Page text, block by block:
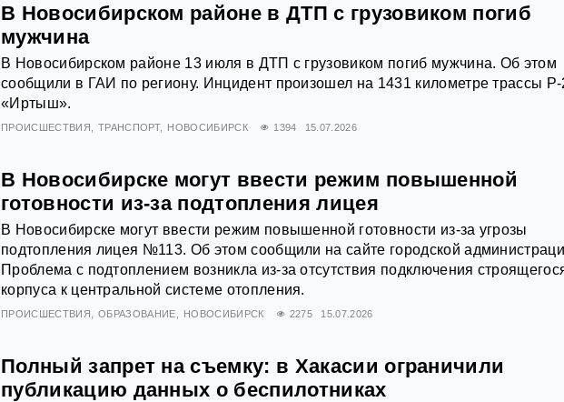
В Новосибирском районе в ДТП с грузовиком погиб
мужчина
В Новосибирском районе 13 июля в ДТП с грузовиком погиб мужчина. Об этом
сообщили в ГАИ по региону. Инцидент произошел на 1431 километре трассы
«Иртыш».
ПРОИСШЕСТВИЯ ТРАНСПОРТ НОВОСИБИРСК 1394 15.07.2026
В Новосибирске могут ввести режим повышенной
готовности из-за подтопления лицея
В Новосибирске могут ввести режим повышенной готовности из-за угрозы
подтопления лицея №113. Об этом сообщили на сайте городской
Проблема с подтоплением возникла из-за отсутствия подключения
корпуса к центральной системе отопления.
ПРОИСШЕСТВИЯ ОБРАЗОВАНИЕ НОВОСИБИРСК 2275 15.07.2026
Полный запрет на съемку: в Хакасии ограничили
публикацию данных о беспилотниках